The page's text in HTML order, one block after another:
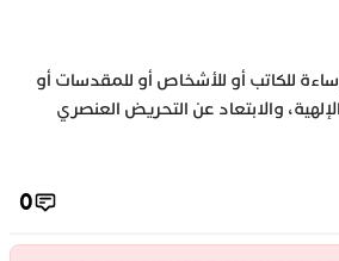
للكاتب أو للأشخاص أو للمقدسات أو
والابتعاد عن التحريض العنصري
0